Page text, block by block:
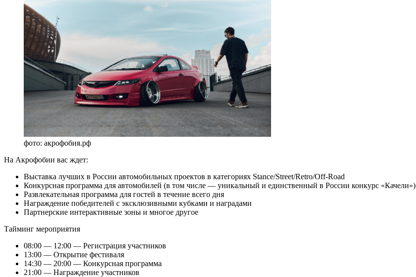
фото: акрофобия.рф
На Акрофобии вас ждет:
Выставка лучших в России автомобильных проектов в категориях Stance/Street/Retro/Off-Road
Конкурсная программа для автомобилей (в том числе — уникальный и единственный в России конкурс «Качели»)
Развлекательная программа для гостей в течение всего дня
Награждение победителей с эксклюзивными кубками и наградами
Партнерские интерактивные зоны и многое другое
Тайминг мероприятия
08:00 — 12:00 — Регистрация участников
13:00 — Открытие фестиваля
14:30 — 20:00 — Конкурсная программа
21:00 — Награждение участников